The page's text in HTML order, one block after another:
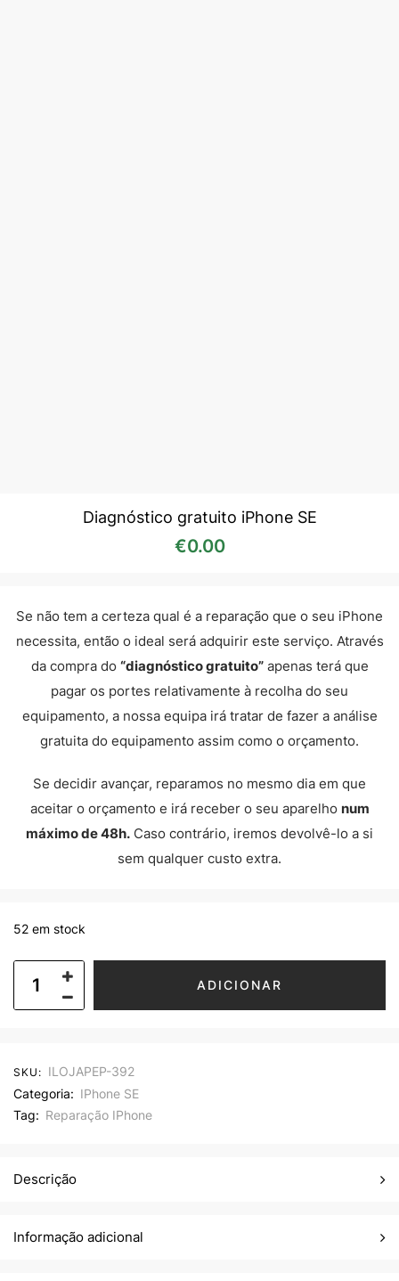
Diagnóstico gratuito iPhone SE
€0.00
Se não tem a certeza qual é a reparação que o seu iPhone
necessita, então o ideal será adquirir este serviço. Através
da compra do “diagnóstico gratuito”apenas terá que
pagar os portes relativamente à recolha do seu
equipamento, a nossa equipa irá tratar de fazer a análise
gratuita do equipamento assim como o orçamento.
Se decidir avançar, reparamos no mesmo dia em que
aceitar o orçamento e irá receber o seu aparelho num
máximo de 48h. Caso contrário, iremos devolvê-lo a si
sem qualquer custo extra.
52 em stock
ADICIONAR
SKU: ILOJAPEP-392
Categoria: IPhone SE
Tag: Reparação IPhone
Descrição
Informação adicional